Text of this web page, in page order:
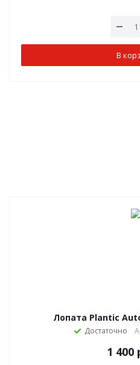
В
Лопата Plantic
Достаточно
1 400